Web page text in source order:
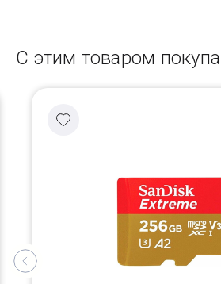
С этим товаром